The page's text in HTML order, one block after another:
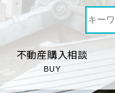
不動産購入相談
BUY